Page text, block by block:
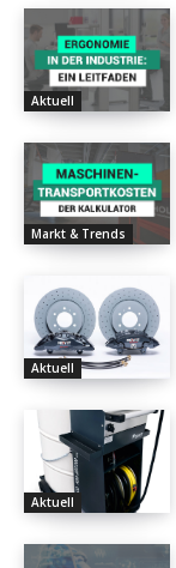
Aktuell
Markt & Trends
Aktuell
Aktuell